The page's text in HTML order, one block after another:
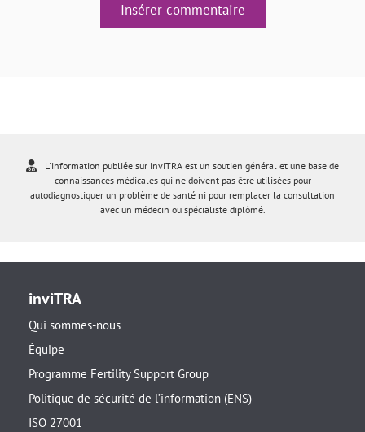
Insérer commentaire
L'information publiée sur inviTRA est un soutien général et une base de
connaissances médicales qui ne doivent pas être utilisées pour
autodiagnostiquer un problème de santé ni pour remplacer la consultation
avec un médecin ou spécialiste diplômé.
inviTRA
Qui sommes-nous
Équipe
Programme Fertility Support Group
Politique de sécurité de l’information (ENS)
ISO 27001